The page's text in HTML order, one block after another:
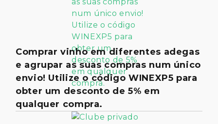
Comprar vinho em diferentes adegas
e agrupar as suas compras num único
envio! Utilize o código WINEXP5 para
obter um desconto de 5% em
qualquer compra.